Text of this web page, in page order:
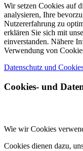
Wir setzen Cookies auf
analysieren, Ihre
Nutzererfahrung zu
erklären Sie sich mit
einverstanden. Nähere
Verwendung von
Datenschutz und
Cookies- und
Wie wir Cookies
Cookies dienen dazu,